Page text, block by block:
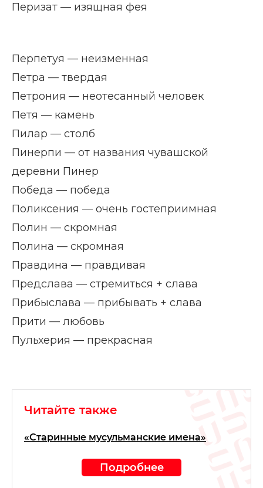
Перизат — изящная фея
Перпетуя — неизменная
Петра — твердая
Петрония — неотесанный человек
Петя — камень
Пилар — столб
Пинерпи — от названия чувашской
деревни Пинер
Победа — победа
Поликсения — очень гостеприимная
Полин — скромная
Полина — скромная
Правдина — правдивая
Предслава — стремиться + слава
Прибыслава — прибывать + слава
Прити — любовь
Пульхерия — прекрасная
Читайте также
«Старинные мусульманские имена»
Подробнее